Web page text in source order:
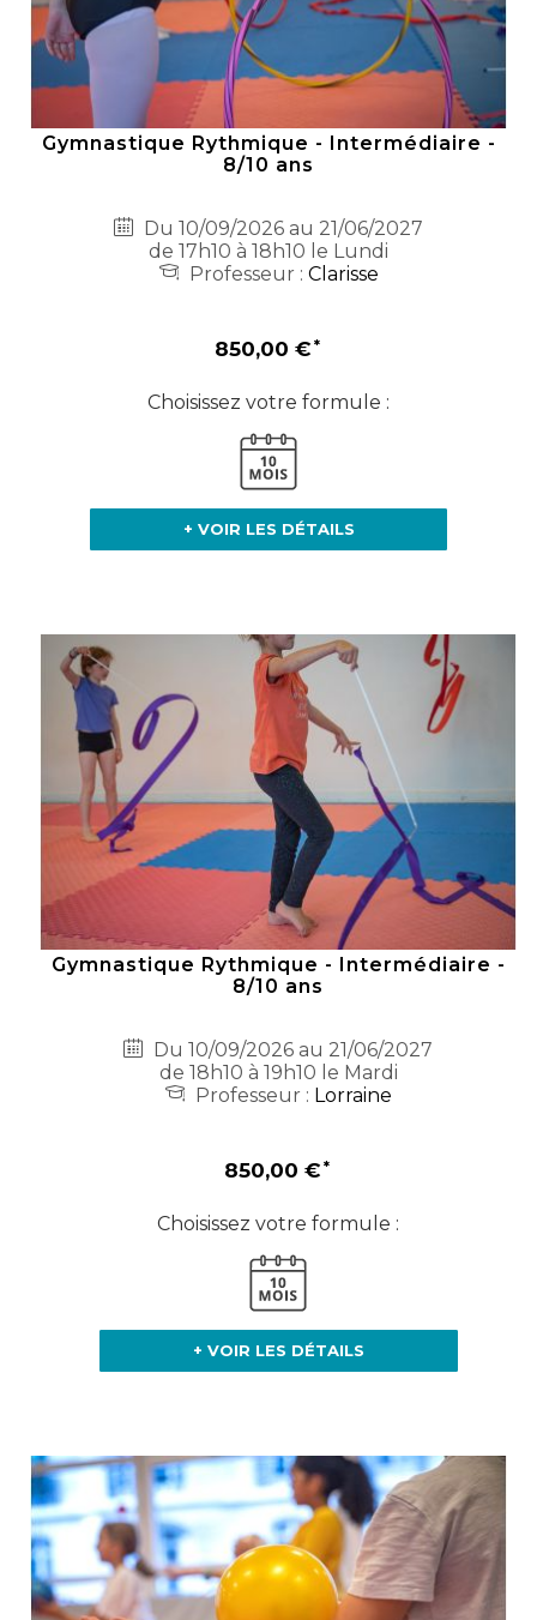
Gymnastique Rythmique - Intermédiaire -
8/10 ans
Du 10/09/2026 au 21/06/2027
de 17h10 à 18h10 le Lundi
Professeur : Clarisse
850,00 €
Choisissez votre formule :
+ VOIR LES DÉTAILS
Gymnastique Rythmique - Intermédiaire -
8/10 ans
Du 10/09/2026 au 21/06/2027
de 18h10 à 19h10 le Mardi
Professeur : Lorraine
850,00 €
Choisissez votre formule :
+ VOIR LES DÉTAILS